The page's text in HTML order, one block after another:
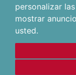
personalizar
mostrar
usted.